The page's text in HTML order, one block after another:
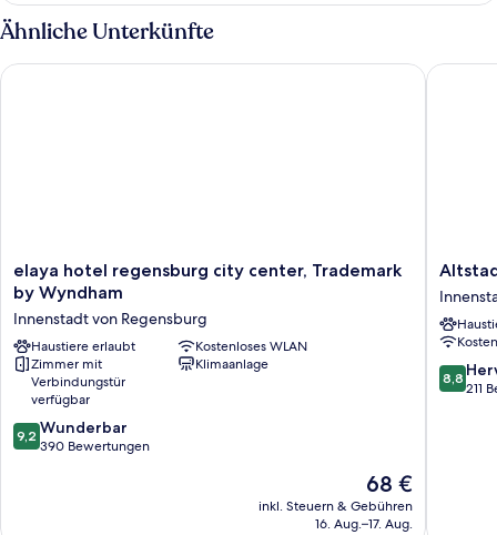
Ähnliche Unterkünfte
elaya
hotel
regensburg
city
center,
Trademark
Wyndham
Innenstadt
von
elaya hotel regensburg city center, Trademark
by Wyndham
Innenstadt von Regensburg
Haustiere erlaubt
Kostenloses WLAN
Zimmer mit
Verbindungstür
verfügbar
Klimaanlage
9.2
von
9,2 Wunderbar
390 Bewertungen
Der
Preis
beträgt
68 €
inkl. Steuern & Gebühren
16. Aug.–17. Aug.
elaya hotel regensburg city center, Trademark by Wyndham
Arch
von
8.8
von
8,8
211